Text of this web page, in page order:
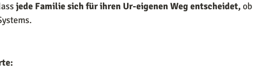
jede Familie sich für ihren Ur-eigenen Weg entscheidet, ob